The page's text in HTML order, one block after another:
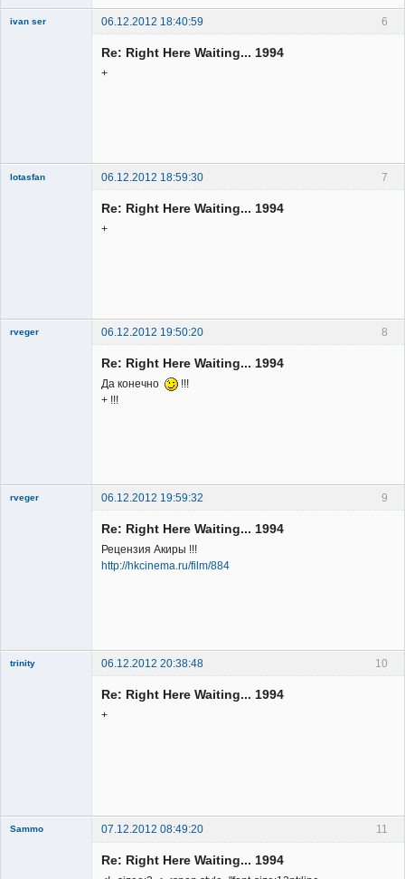
6
ivan ser
06.12.2012 18:40:59
Re: Right Here Waiting... 1994
+
7
lotasfan
06.12.2012 18:59:30
Re: Right Here Waiting... 1994
+
8
rveger 06.12.2012 19:50:20
Re: Right Here Waiting... 1994
Да конечно
!!!
+ !!!
9
rveger 06.12.2012 19:59:32
Re: Right Here Waiting... 1994
Рецензия Акиры !!!
http://hkcinema.ru/film/884
10
trinity 06.12.2012 20:38:48
Re: Right Here Waiting... 1994
+
11
Sammo
07.12.2012 08:49:20
Re: Right Here Waiting... 1994